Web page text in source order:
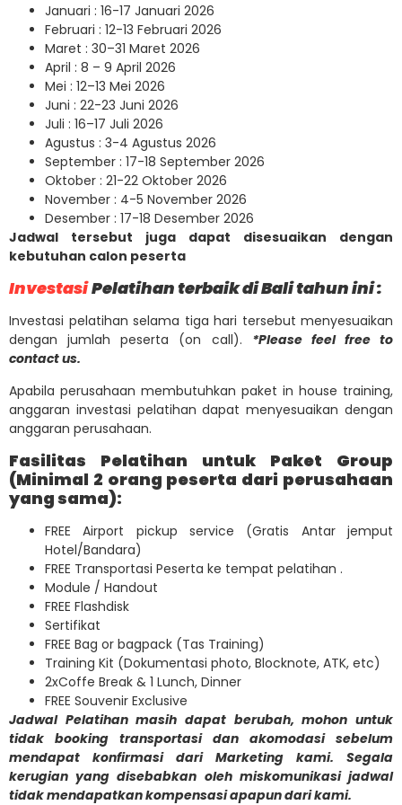
Januari : 16-17 Januari 2026
Februari : 12-13 Februari 2026
Maret : 30–31 Maret 2026
April : 8 – 9 April 2026
Mei : 12–13 Mei 2026
Juni : 22-23 Juni 2026
Juli : 16–17 Juli 2026
Agustus : 3-4 Agustus 2026
September : 17-18 September 2026
Oktober : 21-22 Oktober 2026
November : 4-5 November 2026
Desember : 17-18 Desember 2026
Jadwal tersebut juga dapat disesuaikan dengan
kebutuhan calon peserta
InvestasiPelatihan terbaik di Bali tahun ini :
Investasi pelatihan selama tiga hari tersebut menyesuaikan
dengan jumlah peserta (on call). *Please feel free to
contact us.
Apabila perusahaan membutuhkan paket in house training,
anggaran investasi pelatihan dapat menyesuaikan dengan
anggaran perusahaan.
Fasilitas Pelatihan untuk Paket Group
(Minimal 2 orang peserta dari perusahaan
yang sama):
FREE Airport pickup service (Gratis Antar jemput
Hotel/Bandara)
FREE Transportasi Peserta ke tempat pelatihan .
Module / Handout
FREE Flashdisk
Sertifikat
FREE Bag or bagpack (Tas Training)
Training Kit (Dokumentasi photo, Blocknote, ATK, etc)
2xCoffe Break & 1 Lunch, Dinner
FREE Souvenir Exclusive
Jadwal Pelatihan masih dapat berubah, mohon untuk
tidak booking transportasi dan akomodasi sebelum
mendapat konfirmasi dari Marketing kami. Segala
kerugian yang disebabkan oleh miskomunikasi jadwal
tidak mendapatkan kompensasi apapun dari kami.